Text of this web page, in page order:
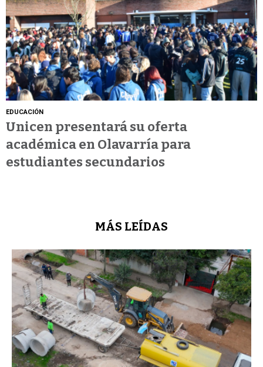
EDUCACIÓN
Unicen presentará su oferta
académica en Olavarría para
estudiantes secundarios
MÁS LEÍDAS